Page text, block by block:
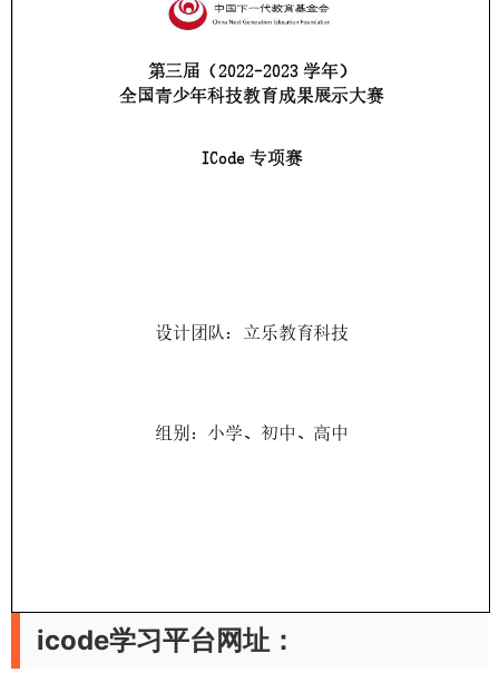
icode学习平台网址：